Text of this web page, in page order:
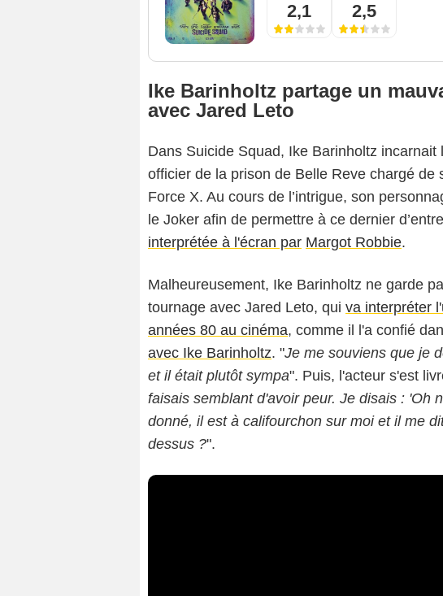
2,1 2,5
Ike Barinholtz partage un
avec Jared Leto
Dans Suicide Squad, Ike Barinholtz
officier de la prison de Belle Reve chargé de
Force X. Au cours de l’intrigue, son
le Joker afin de permettre à ce dernier
interprétée à l'écran par Margot Robbie.
Malheureusement, Ike Barinholtz ne garde
tournage avec Jared Leto, qui va interpréter
années 80 au cinéma, comme il l'a confié
avec Ike Barinholtz. "Je me souviens que je
et il était plutôt sympa". Puis, l'acteur s'est
faisais semblant d'avoir peur. Je disais : 'Oh
donné, il est à califourchon sur moi et il me
dessus ?".